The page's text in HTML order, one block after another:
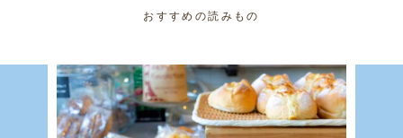
おすすめの読みもの